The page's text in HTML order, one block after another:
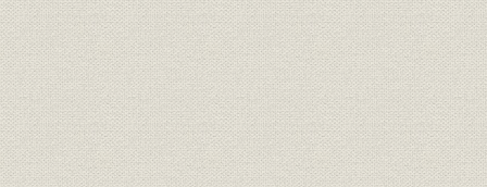
販路の整備と国内出張所の開設
労働組合の誕生
3. 生産能力の回復と株式上場
池田社長の死去と篠田社長の就任